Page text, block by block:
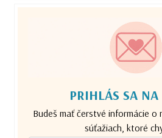
PRIHLÁS SA
Budeš mať čerstvé informácie o
súťažiach, ktoré